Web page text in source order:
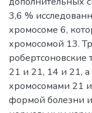
3,6 %
хромосоме 6,
хромосомой 13.
21 и 21, 14 и 21,
хромосомами 21
формой болезни